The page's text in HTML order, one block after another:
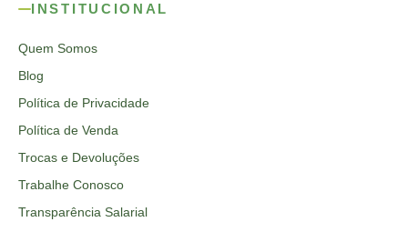
INSTITUCIONAL
Quem Somos
Blog
Política de Privacidade
Política de Venda
Trocas e Devoluções
Trabalhe Conosco
Transparência Salarial